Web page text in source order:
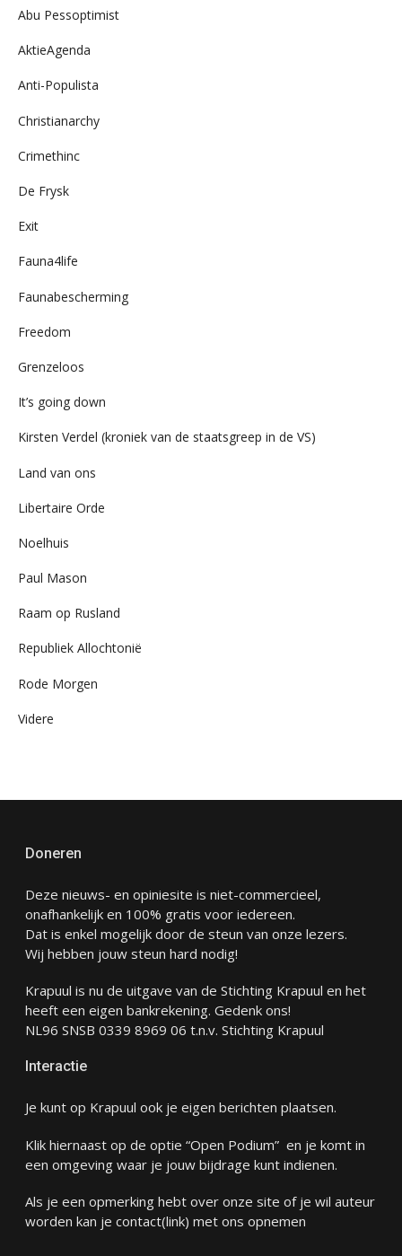
Abu Pessoptimist
AktieAgenda
Anti-Populista
Christianarchy
Crimethinc
De Frysk
Exit
Fauna4life
Faunabescherming
Freedom
Grenzeloos
It’s going down
Kirsten Verdel (kroniek van de staatsgreep in de VS)
Land van ons
Libertaire Orde
Noelhuis
Paul Mason
Raam op Rusland
Republiek Allochtonië
Rode Morgen
Videre
Doneren
Deze nieuws- en opiniesite is niet-commercieel,
onafhankelijk en 100% gratis voor iedereen.
Dat is enkel mogelijk door de steun van onze lezers.
Wij hebben jouw steun hard nodig!
Krapuul is nu de uitgave van de Stichting Krapuul en het
heeft een eigen bankrekening. Gedenk ons!
NL96 SNSB 0339 8969 06 t.n.v. Stichting Krapuul
Interactie
Je kunt op Krapuul ook je eigen berichten plaatsen.
Klik hiernaast op de optie “Open Podium” en je komt in
een omgeving waar je jouw bijdrage kunt indienen.
Als je een opmerking hebt over onze site of je wil auteur
worden kan je contact(link) met ons opnemen